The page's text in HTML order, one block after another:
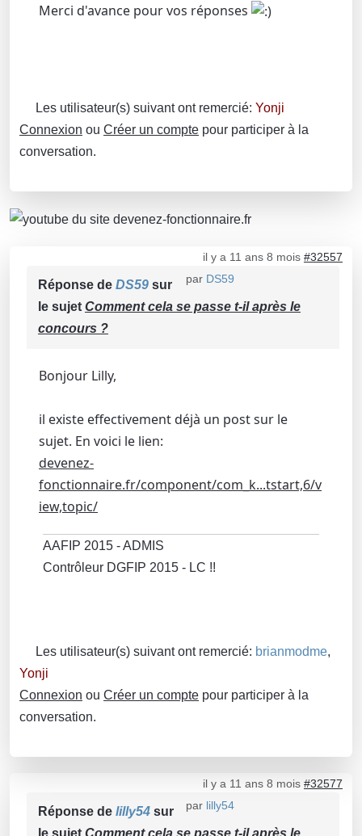
Merci d'avance pour vos réponses
Les utilisateur(s) suivant ont remercié: Yonji
Connexion ou Créer un compte pour participer à la
conversation.
il y a 11 ans 8 mois #32557
par DS59
Réponse de DS59 sur
le sujet Comment cela se passe t-il après le
concours ?
Bonjour Lilly,
il existe effectivement déjà un post sur le
sujet. En voici le lien:
devenez-
fonctionnaire.fr/component/com_k...tstart,6/v
iew,topic/
AAFIP 2015 - ADMIS
Contrôleur DGFIP 2015 - LC !!
Les utilisateur(s) suivant ont remercié: brianmodme,
Yonji
Connexion ou Créer un compte pour participer à la
conversation.
il y a 11 ans 8 mois #32577
par lilly54
Réponse de lilly54 sur